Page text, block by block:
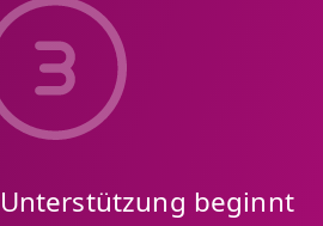
beginnt